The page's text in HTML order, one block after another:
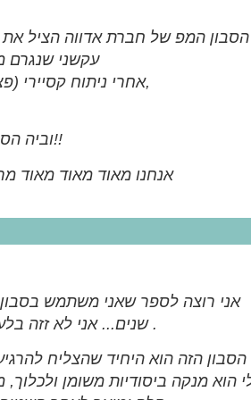
הסבון המפ של חברת אדווה הציל
עקשני שנגרם
(פצעים בכל הגוף) אחרי ניתוח קסיירי,
וביה הסבון עשה פלאים!!
אנחנו מאוד מאוד מאוד
שנים... אני לא זזה בלעדיו לשום מקום .
הסבון הזה הוא היחיד שהצליח
הוא מנקה ביסודיות משומן